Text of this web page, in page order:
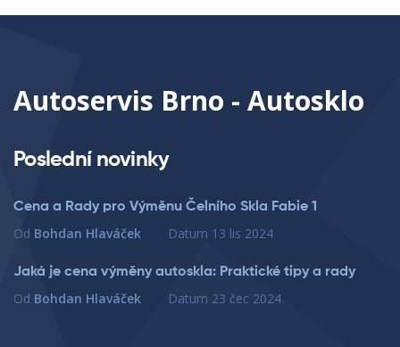
Autoservis Brno - Autosklo
Poslední novinky
Cena a Rady pro Výměnu Čelního Skla Fabie 1
Od Bohdan Hlaváček Datum 13 lis 2024
Jaká je cena výměny autoskla: Praktické tipy a rady
Od Bohdan Hlaváček Datum 23 čec 2024